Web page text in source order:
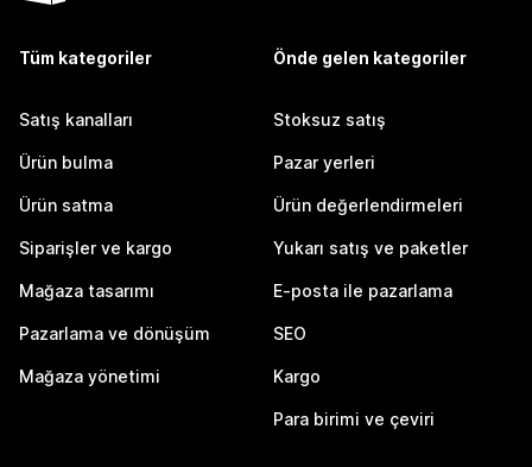
Tüm kategoriler
Satış kanalları
Ürün bulma
Ürün satma
Siparişler ve kargo
Mağaza tasarımı
Pazarlama ve dönüşüm
Mağaza yönetimi
Önde gelen kategoriler
Stoksuz satış
Pazar yerleri
Ürün değerlendirmeleri
Yukarı satış ve paketler
E-posta ile pazarlama
SEO
Kargo
Para birimi ve çeviri